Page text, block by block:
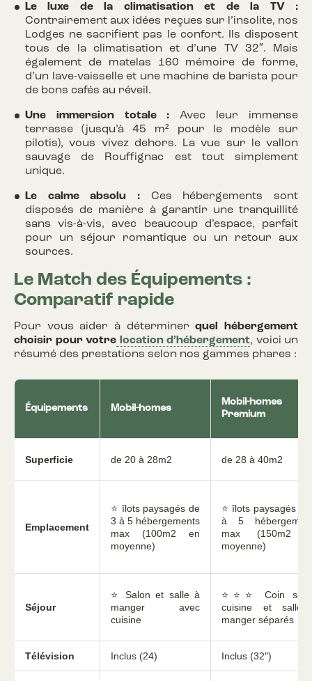
Le luxe de la climatisation et de la TV :
Contrairement aux idées reçues sur l’insolite, nos
Lodges ne sacrifient pas le confort. Ils disposent
tous de la climatisation et d’une TV 32″. Mais
également de matelas 160 mémoire de forme,
d’un lave-vaisselle et une machine de barista pour
de bons cafés au réveil.
Une immersion totale : Avec leur immense
terrasse (jusqu’à 45 m² pour le modèle sur
pilotis), vous vivez dehors. La vue sur le vallon
sauvage de Rouffignac est tout simplement
unique.
Le calme absolu : Ces hébergements sont
disposés de manière à garantir une tranquillité
sans vis-à-vis, avec beaucoup d’espace, parfait
pour un séjour romantique ou un retour aux
sources.
Le Match des Équipements :
Comparatif rapide
Pour vous aider à déterminerquel hébergement
choisir pour votre location d’hébergement, voici un
résumé des prestations selon nos gammes phares :
Équipements Mobil-homes
Mobil-homes
Premium
Superficie de 20 à 28m2 de 28 à 40m2
Emplacement
⭐ îlots paysagés de
3 à 5 hébergements
max (100m2 en
moyenne)
⭐ îlots paysagés
à 5
max (150m2
moyenne)
Séjour
⭐ Salon et salle à
manger avec
cuisine
⭐⭐⭐ Coin
cuisine et salle
manger séparés
Télévision Inclus (24) Inclus (32″)